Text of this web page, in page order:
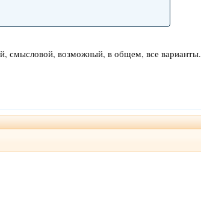
смысловой, возможный, в общем, все варианты.